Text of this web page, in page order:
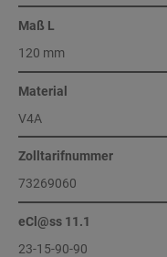
Maß L
120 mm
Material
V4A
Zolltarifnummer
73269060
eCl@ss 11.1
23-15-90-90